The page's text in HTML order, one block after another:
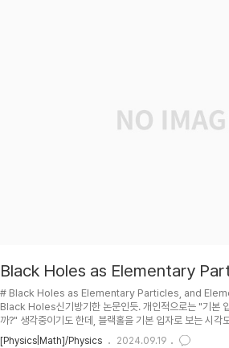
Black Holes as Elementary
Elementary Particles as Mini
# Black Holes as Elementary Particles, and
Black Holes신기방기한 논문인듯. 개인적으로는 "기본
까?" 생각중이기도 한데, 블랙홀을 기본 입자로 보는 시각
어서 아직 크게 할말은 없음. 읽고나서 덧붙여야지.##
[Physics|Math]/Physics 2024.09.19